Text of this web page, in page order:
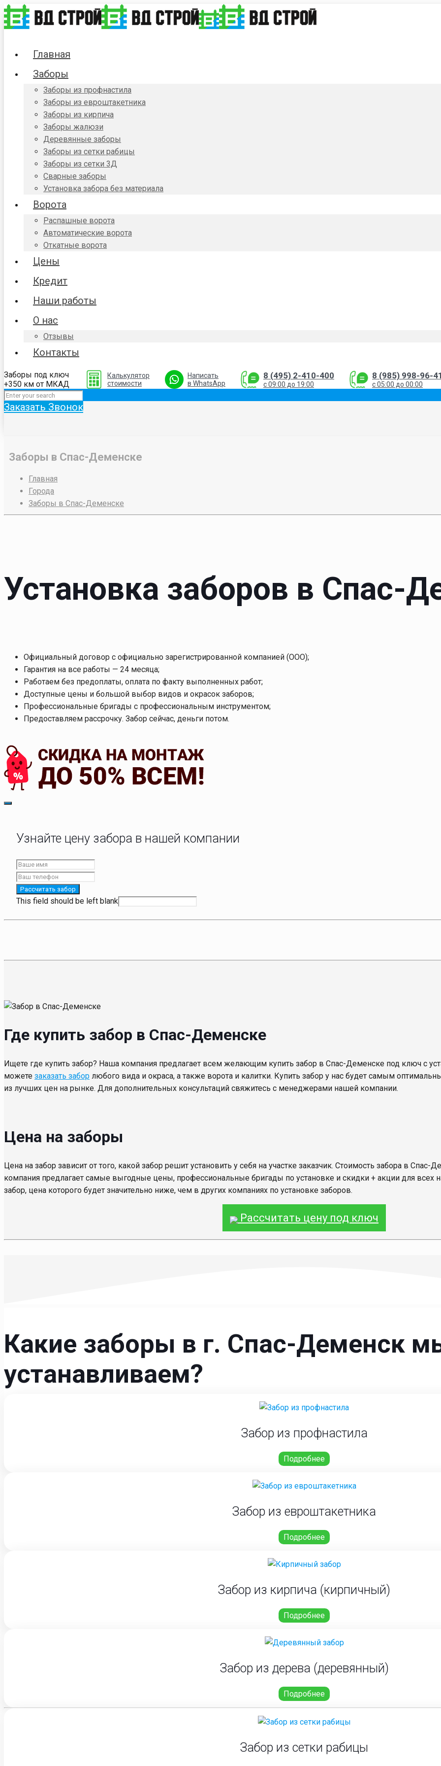
Главная
Заборы
Заборы из профнастила
Заборы из евроштакетника
Заборы из кирпича
Заборы жалюзи
Деревянные заборы
Заборы из сетки рабицы
Заборы из сетки 3Д
Сварные заборы
Установка забора без материала
Ворота
Распашные ворота
Автоматические ворота
Откатные ворота
Цены
Кредит
Наши работы
О нас
Отзывы
Контакты
Заборы под ключ
+350 км от МКАД
Калькулятор
стоимости
Написать
в WhatsApp
8 (495) 2-410-400
с 09:00 до 19:00
8 (985) 998-96-
с 05:00 до 00:00
Заказать Звонок
Заборы в Спас-Деменске
Главная
Города
Заборы в Спас-Деменске
Установка заборов в Спас-
Официальный договор с официально зарегистрированной компанией (ООО);
Гарантия на все работы — 24 месяца;
Работаем без предоплаты, оплата по факту выполненных работ;
Доступные цены и большой выбор видов и окрасок заборов;
Профессиональные бригады с профессиональным инструментом;
Предоставляем рассрочку. Забор сейчас, деньги потом.
Узнайте цену забора в нашей компании
Рассчитать забор
This field should be left blank
Где купить забор в Спас-Деменске
Ищете где купить забор? Наша компания предлагает всем желающим купить забор в Спас-Деменске под ключ с
можете заказать забор любого вида и окраса, а также ворота и калитки. Купить забор у нас будет самым
из лучших цен на рынке. Для дополнительных консультаций свяжитесь с менеджерами нашей компании.
Цена на заборы
Цена на забор зависит от того, какой забор решит установить у себя на участке заказчик. Стоимость забора в Спас-
компания предлагает самые выгодные цены, профессиональные бригады по установке и скидки + акции для всех
забор, цена которого будет значительно ниже, чем в других компаниях по установке заборов.
Рассчитать цену под ключ
Какие заборы в г. Спас-Деменск
устанавливаем?
Забор из профнастила
Подробнее
Забор из евроштакетника
Подробнее
Забор из кирпича (кирпичный)
Подробнее
Забор из дерева (деревянный)
Подробнее
Забор из сетки рабицы